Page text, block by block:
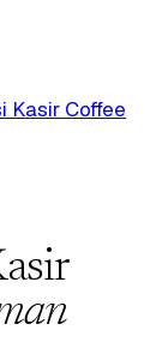
Kasir Coffee